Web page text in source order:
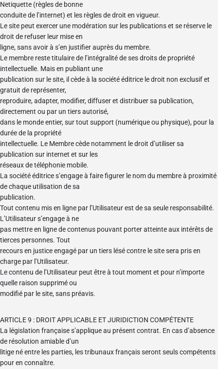
Netiquette (règles de bonne
conduite de l’internet) et les règles de droit en vigueur.
Le site peut exercer une modération sur les publications et se réserve le
droit de refuser leur mise en
ligne, sans avoir à s’en justifier auprès du membre.
Le membre reste titulaire de l’intégralité de ses droits de propriété
intellectuelle. Mais en publiant une
publication sur le site, il cède à la société éditrice le droit non exclusif et
gratuit de représenter,
reproduire, adapter, modifier, diffuser et distribuer sa publication,
directement ou par un tiers autorisé,
dans le monde entier, sur tout support (numérique ou physique), pour la
durée de la propriété
intellectuelle. Le Membre cède notamment le droit d’utiliser sa
publication sur internet et sur les
réseaux de téléphonie mobile.
La société éditrice s’engage à faire figurer le nom du membre à proximité
de chaque utilisation de sa
publication.
Tout contenu mis en ligne par l’Utilisateur est de sa seule responsabilité.
L’Utilisateur s’engage à ne
pas mettre en ligne de contenus pouvant porter atteinte aux intérêts de
tierces personnes. Tout
recours en justice engagé par un tiers lésé contre le site sera pris en
charge par l’Utilisateur.
Le contenu de l’Utilisateur peut être à tout moment et pour n’importe
quelle raison supprimé ou
modifié par le site, sans préavis.
ARTICLE 9 : DROIT APPLICABLE ET JURIDICTION COMPÉTENTE
La législation française s’applique au présent contrat. En cas d’absence
de résolution amiable d’un
litige né entre les parties, les tribunaux français seront seuls compétents
pour en connaître.